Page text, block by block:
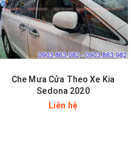
Che Mưa Cửa Theo Xe Kia
Sedona 2020
Liên hệ